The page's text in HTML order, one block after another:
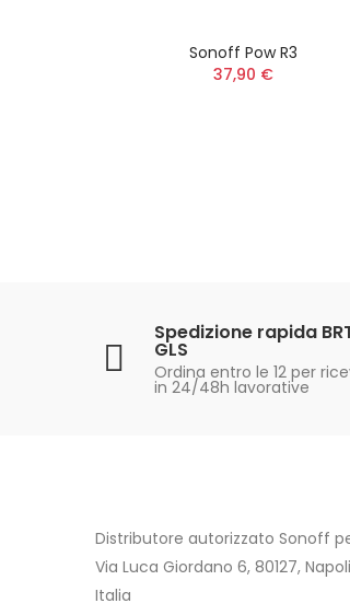
Sonoff Pow R3
37,90 €
Spedizione rapida
GLS
Ordina entro le 12 per
in 24/48h lavorative
Distributore autorizzato Sonoff
Via Luca Giordano 6, 80127, Napoli
Italia